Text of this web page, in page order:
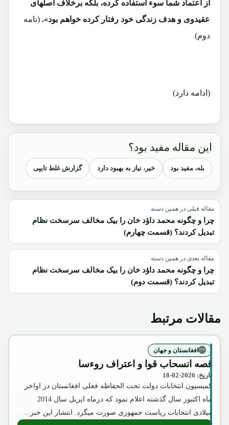
از اعتماد شما سوء استفاده کرده، بلکه برخلاف اصلهای
عقیدوی و هدف زندگی خود رفتار کرده خواهم بود». (نامه
دوم)
(ادامه دارد)
این مقاله مفید بود؟
بله، مفید بود خیر، نیاز به بهبود دارد گزارش غلط تایپی
مقاله قبلی در همین دسته
چرا و چگونه محمد داؤد خان را بیک مخالف سرسخت نظام
تبدیل کردند؟ (قسمت چهارم)
مقاله بعدی در همین دسته
چرا و چگونه محمد داؤد خان را بیک مخالف سرسخت نظام
تبدیل کردند؟ (قسمت دوم)
مقالات مرتبط
افغانستان و جهان
قصه انسحاب قوا و اعتراف روءسا
تاریخ: 2026-02-18
کمیسیون انتخابات دولت تحت الحفاظه فعلی افغانستان در اواخر
ماه اکتبور سال گذشته اعلام نمود که درماه اپریل سال 2014
میلادی انتخابات ریاست جمهوری صورت میگرد. انتشار این خبر…